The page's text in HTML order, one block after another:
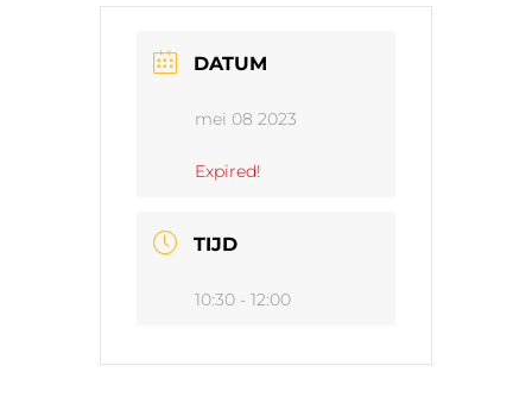
DATUM
mei 08 2023
Expired!
TIJD
10:30 - 12:00